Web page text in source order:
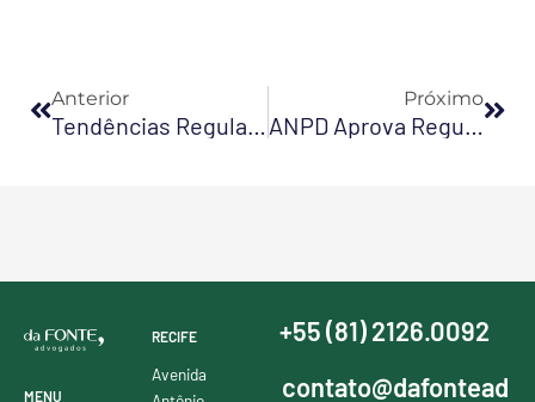
Anterior Próximo
MENU
RECIFE
Avenida
+55 (81) 2126.0092
contato@dafontead